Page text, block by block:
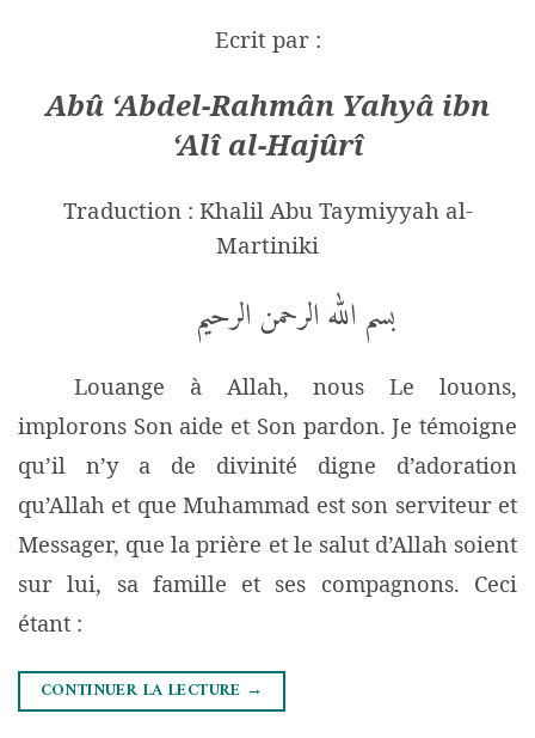
Ecrit par :
Abû ‘Abdel-Rahmân Yahyâ ibn
‘Alî al-Hajûrî
Traduction : Khalil Abu Taymiyyah al-
Martiniki
بسم الله الرحمن الرحيم
Louange à Allah, nous Le louons,
implorons Son aide et Son pardon. Je témoigne
qu’il n’y a de divinité digne d’adoration
qu’Allah et que Muhammad est son serviteur et
Messager, que la prière et le salut d’Allah soient
sur lui, sa famille et ses compagnons. Ceci
étant :
CONTINUER LA LECTURE →